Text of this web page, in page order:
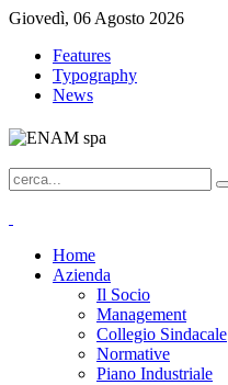
Giovedì, 06 Agosto 2026
Features
Typography
News
Home
Azienda
Il Socio
Management
Collegio Sindacale
Normative
Piano Industriale